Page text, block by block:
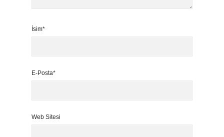
İsim*
E-Posta*
Web Sitesi